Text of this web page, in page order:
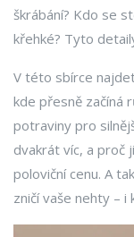
škrábání? Kdo se
křehké? Tyto
V této sbírce
kde přesně začíná
potraviny pro
dvakrát víc, a proč
poloviční cenu. A
zničí vaše nehty – i